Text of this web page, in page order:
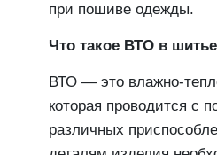
при пошиве одежды.
Что такое ВТО в шитье
ВТО — это влажно-
которая проводится с
различных